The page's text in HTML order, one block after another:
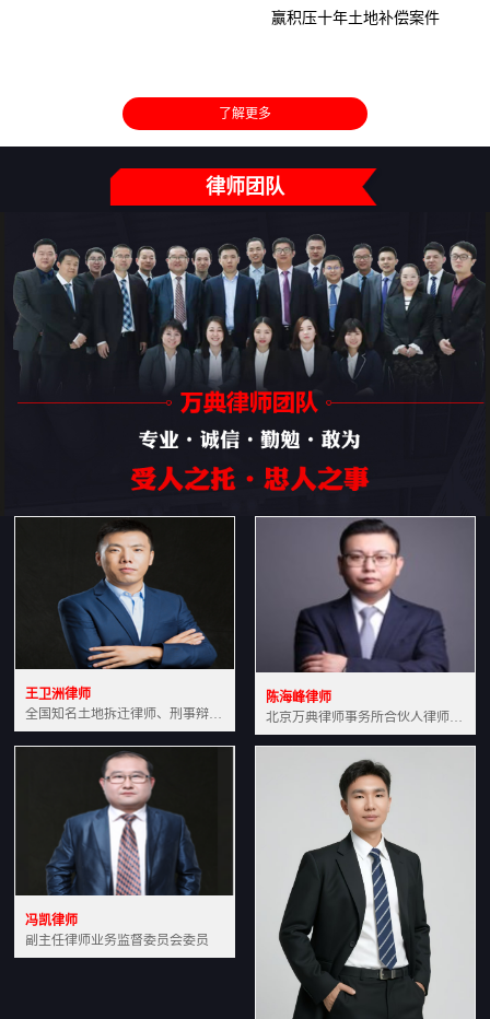
赢积压十年土地补偿案件
了解更多
律师团队
王卫洲律师
全国知名土地拆迁律师、刑事辩护律师北京万典律师事务所主任中国法学会会员北京市行政法研究会理事
陈海峰律师
北京万典律师事务所合伙人律师土地房产专业资深律师
冯凯律师
副主任律师业务监督委员会委员